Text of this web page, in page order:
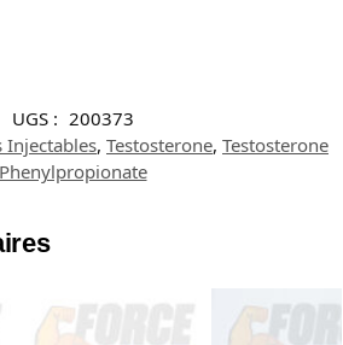
UGS : 200373
Injectables, Testosterone, Testosterone
Phenylpropionate